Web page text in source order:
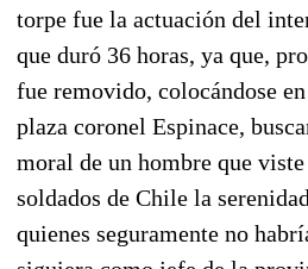
torpe fue la actuación del
que duró 36 horas, ya que,
fue removido, colocándose
plaza coronel Espinace,
moral de un hombre que
soldados de Chile la
quienes seguramente no